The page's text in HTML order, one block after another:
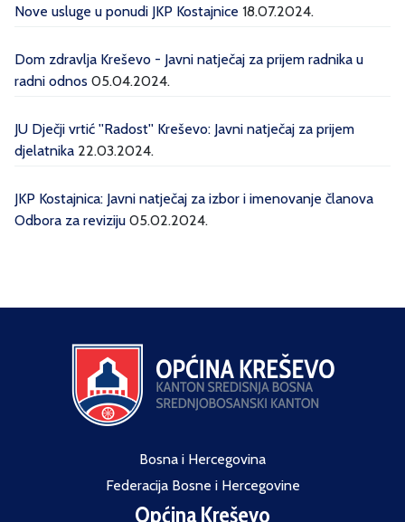
Nove usluge u ponudi JKP Kostajnice 18.07.2024.
Dom zdravlja Kreševo - Javni natječaj za prijem radnika u
radni odnos 05.04.2024.
JU Dječji vrtić ''Radost'' Kreševo: Javni natječaj za prijem
djelatnika 22.03.2024.
JKP Kostajnica: Javni natječaj za izbor i imenovanje članova
Odbora za reviziju 05.02.2024.
Bosna i Hercegovina
Federacija Bosne i Hercegovine
Općina Kreševo